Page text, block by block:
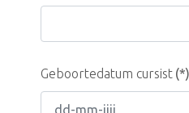
Geboortedatum cursist (*)